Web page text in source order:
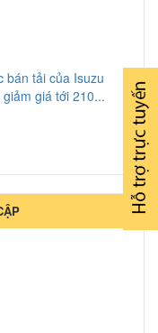
bán tải của Isuzu
giá tới 210...